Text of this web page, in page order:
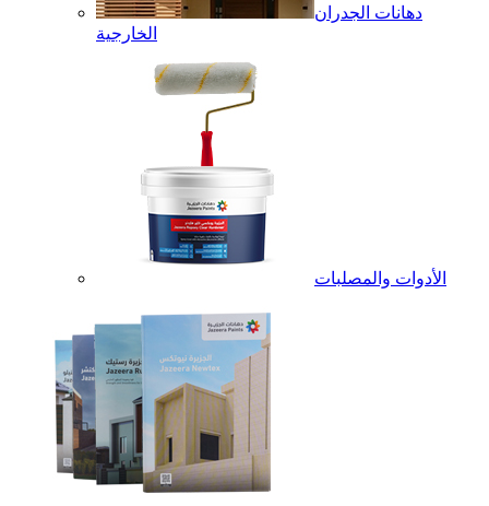
دهانات الجدران
الخارجية
الأدوات والمصلبات